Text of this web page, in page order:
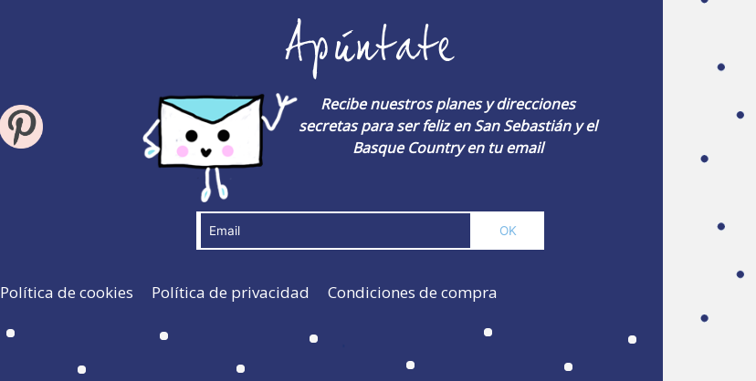
Apúntate
Recibe nuestros planes y direcciones
secretas para ser feliz en San Sebastián y el
Basque Country en tu email
Política de cookies Política de privacidad Condiciones de compra